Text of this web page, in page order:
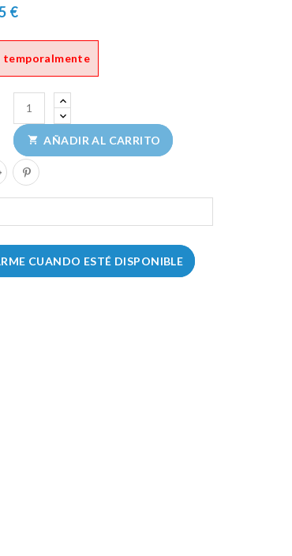
€
temporalmente
 AÑADIR AL CARRITO
CUANDO ESTÉ DISPONIBLE